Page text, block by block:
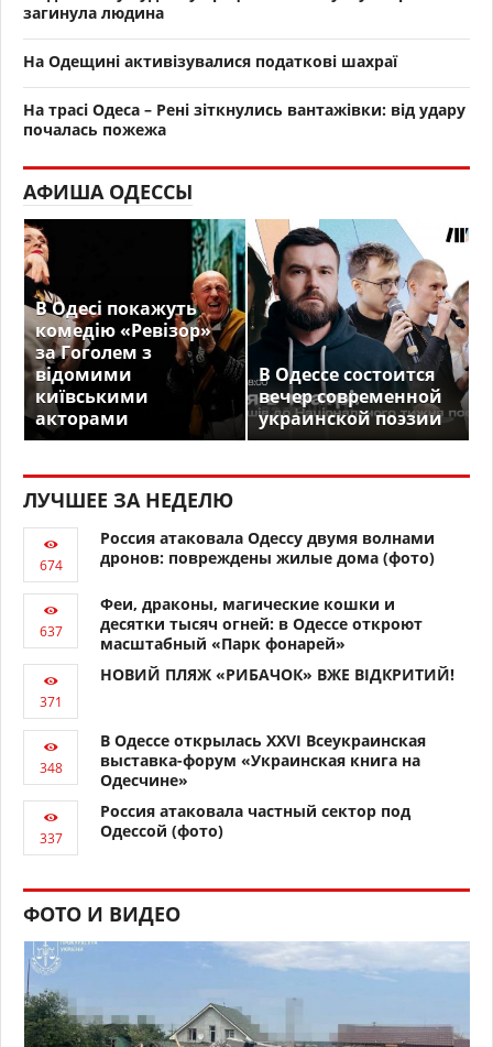
загинула людина
На Одещині активізувалися податкові шахраї
На трасі Одеса – Рені зіткнулись вантажівки: від удару
почалась пожежа
АФИША ОДЕССЫ
В Одесі покажуть
комедію «Ревізор»
за Гоголем з
відомими
київськими
акторами
В Одессе состоится
вечер современной
украинской поэзии
ЛУЧШЕЕ ЗА НЕДЕЛЮ
Россия атаковала Одессу двумя волнами
дронов: повреждены жилые дома (фото)
Феи, драконы, магические кошки и
десятки тысяч огней: в Одессе откроют
масштабный «Парк фонарей»
НОВИЙ ПЛЯЖ «РИБАЧОК» ВЖЕ ВІДКРИТИЙ!
В Одессе открылась XXVI Всеукраинская
выставка-форум «Украинская книга на
Одесчине»
Россия атаковала частный сектор под
Одессой (фото)
ФОТО И ВИДЕО